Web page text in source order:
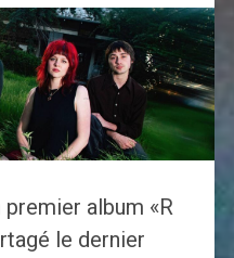
album «R
le dernier